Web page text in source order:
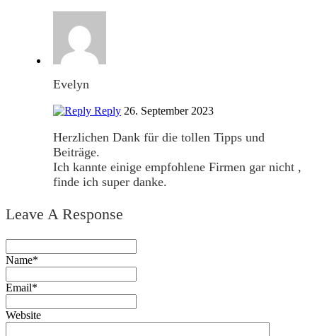
Evelyn
Reply 26. September 2023
Herzlichen Dank für die tollen Tipps und
Beiträge.
Ich kannte einige empfohlene Firmen gar nicht ,
finde ich super danke.
Leave A Response
Name*
Email*
Website